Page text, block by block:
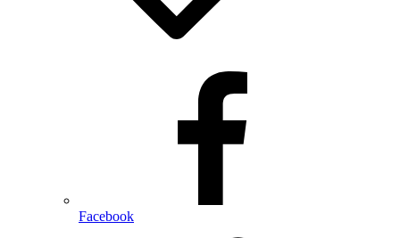
Facebook